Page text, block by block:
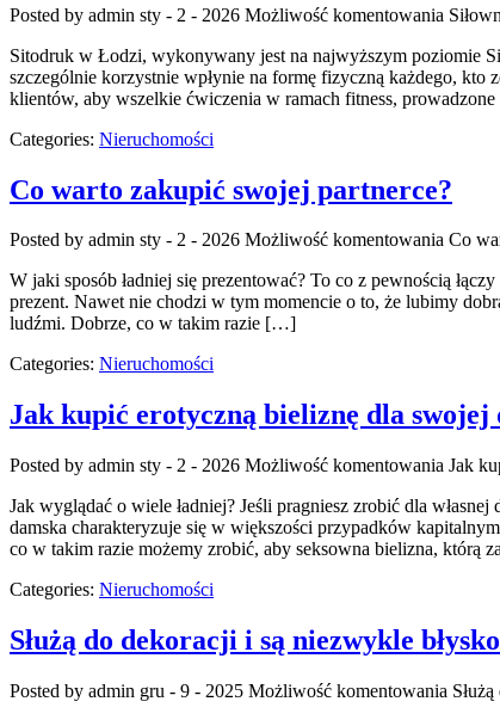
Posted by admin sty - 2 - 2026 Możliwość komentowania
Sitodruk w Łodzi, wykonywany jest na najwyższym poziomie
szczególnie korzystnie wpłynie na formę fizyczną każdego, kto
klientów, aby wszelkie ćwiczenia w ramach fitness,
Categories: Nieruchomości
Co warto zakupić swojej partnerce?
Posted by admin sty - 2 - 2026 Możliwość komentowania Co
W jaki sposób ładniej się prezentować? To co z pewnością
prezent. Nawet nie chodzi w tym momencie o to, że lubimy
ludźmi. Dobrze, co w takim razie […]
Categories: Nieruchomości
Jak kupić erotyczną bieliznę dla swojej
Posted by admin sty - 2 - 2026 Możliwość komentowania Jak
Jak wyglądać o wiele ładniej? Jeśli pragniesz zrobić dla
damska charakteryzuje się w większości przypadków
co w takim razie możemy zrobić, aby seksowna bielizna, którą
Categories: Nieruchomości
Służą do dekoracji i są niezwykle
Posted by admin gru - 9 - 2025 Możliwość komentowania